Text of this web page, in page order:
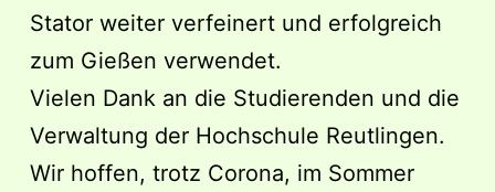
Stator weiter verfeinert und erfolgreich
zum Gießen verwendet.
Vielen Dank an die Studierenden und die
Verwaltung der Hochschule Reutlingen.
Wir hoffen, trotz Corona, im Sommer